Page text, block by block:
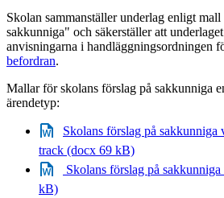
Skolan sammanställer underlag enligt
sakkunniga" och säkerställer att
anvisningarna i handläggningsordningen
befordran.
Mallar för skolans förslag på sakkunniga
ärendetyp:
Skolans förslag på sakkunniga
track (docx 69 kB)
Skolans förslag på
kB)